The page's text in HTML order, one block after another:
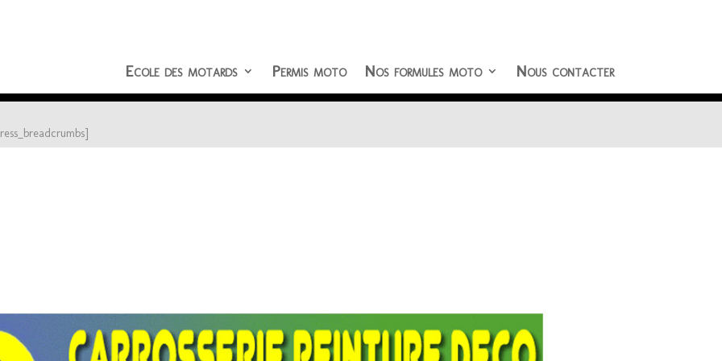
Ecole des motards Permis moto Nos formules moto Nous contacter